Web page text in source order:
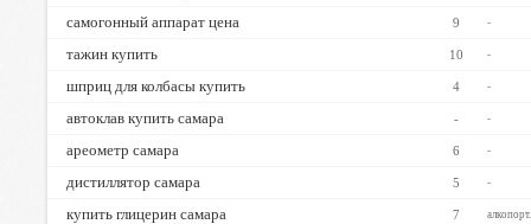
самогонный аппарат цена 9 -
тажин купить 10 -
шприц для колбасы купить 4 -
автоклав купить самара - -
ареометр самара 6 -
дистиллятор самара 5 -
купить глицерин самара 7